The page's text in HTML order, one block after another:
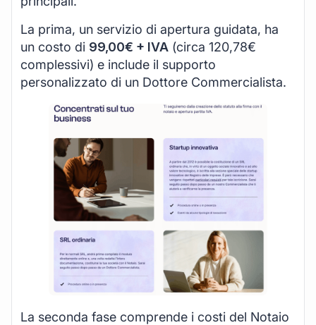
La prima, un servizio di apertura guidata, ha
un costo di 99,00€ + IVA (circa 120,78€
complessivi) e include il supporto
personalizzato di un Dottore Commercialista.
La seconda fase comprende i costi del Notaio